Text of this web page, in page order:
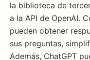
la biblioteca de
a la API de OpenAI.
pueden obtener
sus preguntas,
Además, ChatGPT